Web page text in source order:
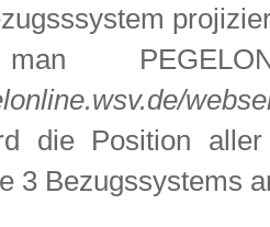
die Position
3 Bezugssystems